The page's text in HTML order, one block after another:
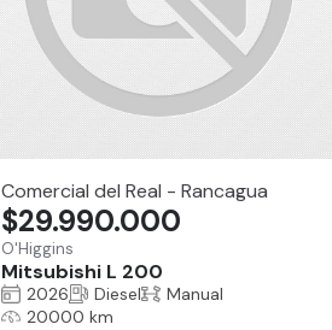
Comercial del Real - Rancagua
O'Higgins
Mitsubishi L 200
$29.990.000
2026 Diesel
Manual
20000 km